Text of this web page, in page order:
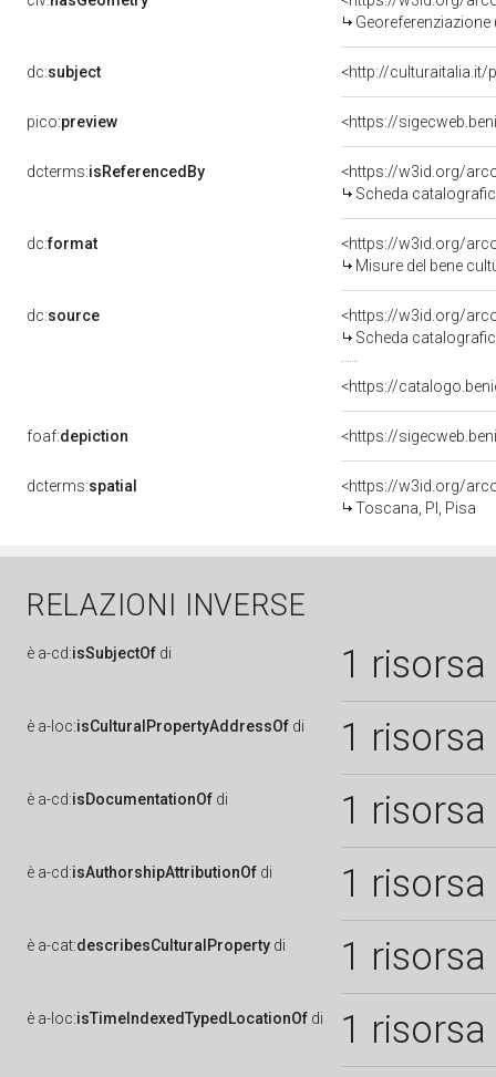
dc:subject <http://culturaitalia.it/
pico:preview
dcterms:isReferencedBy
<https://w3id.org/
Scheda
dc:format
<https://w3id.org/
Misure del bene
dc:source
<https://w3id.org/
Scheda
<https://
foaf:depiction
dcterms:spatial
<https://w3id.org/
Toscana, PI, Pisa
RELAZIONI INVERSE
è a-cd:isSubjectOf di 1 risorsa
è a-loc:isCulturalPropertyAddressOf di 1 risorsa
è a-cd:isDocumentationOf di 1 risorsa
è a-cd:isAuthorshipAttributionOf di 1 risorsa
è a-cat:describesCulturalProperty di 1 risorsa
è a-loc:isTimeIndexedTypedLocationOf di 1 risorsa